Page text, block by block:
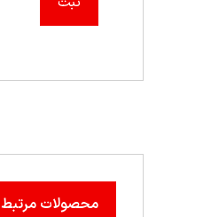
محصولات مرتبط